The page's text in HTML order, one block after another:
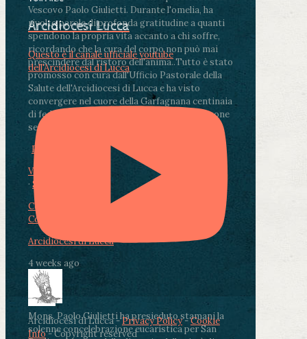
Vescovo Paolo Giulietti. Durante l'omelia, ha
rivolto parole di profonda gratitudine a quanti
spendono la propria vita accanto a chi soffre,
ricordando che la cura del corpo non può mai
prescindere dal ristoro dell'anima..Tutto è stato
promosso con cura dall'Ufficio Pastorale della
Salute dell'Arcidiocesi di Lucca e ha visto
convergere nel cuore della Garfagnana centinaia
di fedeli, operatori sanitari, volontari e persone
segnate dalla malattia.
Photo
View on Facebook
· Share
Condividi su Facebook
Condividi su LinkedIn
Arcidiocesi di Lucca
4 weeks ago
Mons. Paolo Giulietti ha presieduto stamani la
solenne concelebrazione eucaristica per San
Arcidiocesi Lucca
Questo è il canale ufficiale youtube
dell'Arcidiocesi di Lucca
Arcidiocesi di Lucca -Privacy Policy-Cookie
Info- Copyright reserved